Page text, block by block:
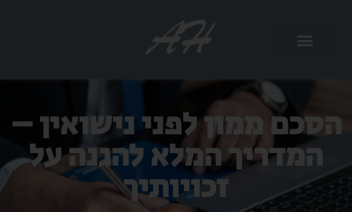
הסכם ממון לפני נישואין –
המדריך המלא להגנה על
זכויותיך